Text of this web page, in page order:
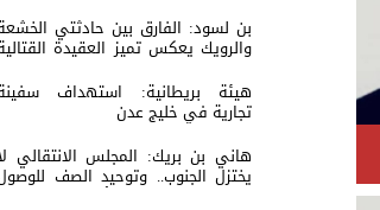
بن لسود: الفارق بين حادثتي
والرويك يعكس تميز العقيدة
هيئة بريطانية: استهداف
تجارية في خليج عدن
هاني بن بريك: المجلس الانتقالي
يختزل الجنوب.. وتوحيد الصف
لاستعادة الدولة أولوية تفرضها